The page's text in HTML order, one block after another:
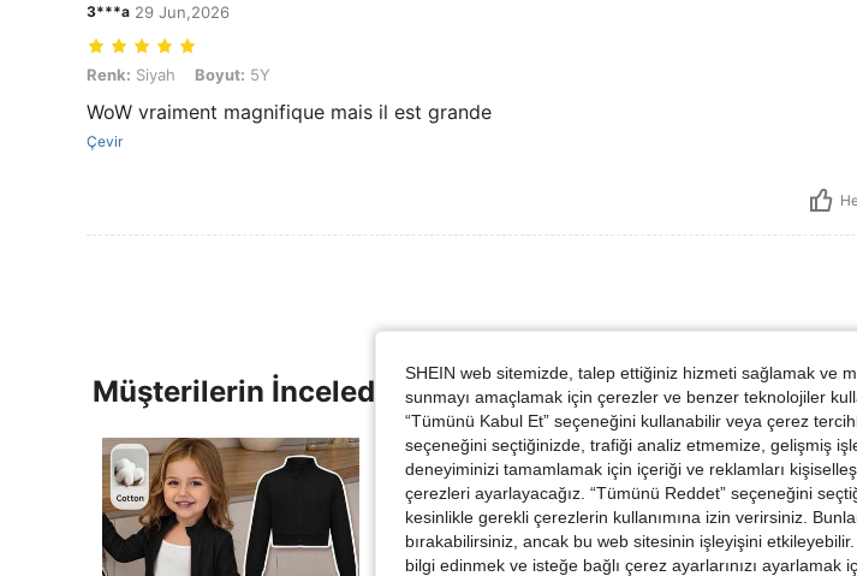
3***a 29 Jun,2026
Renk: Siyah, Boyut: 5Y
Renk: Siyah Boyut: 5Y
WoW vraiment magnifique mais il est grande
Çevir
Müşterilerin İncelediği Diğer Ürünler
SHEIN web sitemizde, talep ettiğiniz hizmeti sağlamak ve
sunmayı amaçlamak için çerezler ve benzer teknolojiler
“Tümünü Kabul Et” seçeneğini kullanabilir veya çerez
seçeneğini seçtiğinizde, trafiği analiz etmemize, gelişmiş
deneyiminizi tamamlamak için içeriği ve reklamları
çerezleri ayarlayacağız. “Tümünü Reddet” seçeneğini
kesinlikle gerekli çerezlerin kullanımına izin verirsiniz.
bırakabilirsiniz, ancak bu web sitesinin işleyişini
bilgi edinmek ve isteğe bağlı çerez ayarlarınızı ayarlamak